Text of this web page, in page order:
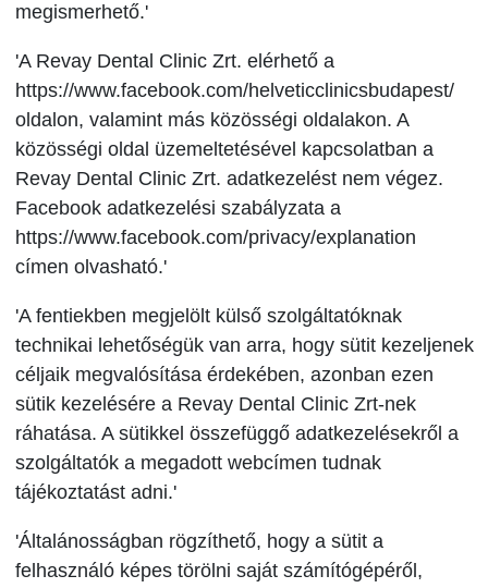
megismerhető.'
'A Revay Dental Clinic Zrt. elérhető a
https://www.facebook.com/helveticclinicsbudapest/
oldalon, valamint más közösségi oldalakon. A
közösségi oldal üzemeltetésével kapcsolatban a
Revay Dental Clinic Zrt. adatkezelést nem végez.
Facebook adatkezelési szabályzata a
https://www.facebook.com/privacy/explanation
címen olvasható.'
'A fentiekben megjelölt külső szolgáltatóknak
technikai lehetőségük van arra, hogy sütit kezeljenek
céljaik megvalósítása érdekében, azonban ezen
sütik kezelésére a Revay Dental Clinic Zrt-nek
ráhatása. A sütikkel összefüggő adatkezelésekről a
szolgáltatók a megadott webcímen tudnak
tájékoztatást adni.'
'Általánosságban rögzíthető, hogy a sütit a
felhasználó képes törölni saját számítógépéről,